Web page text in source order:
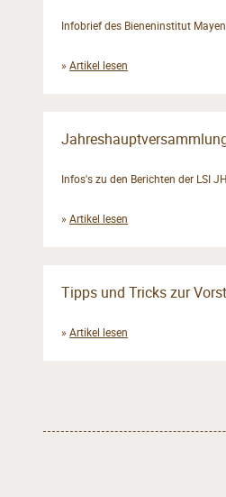
Infobrief des Bieneninstitut
» Artikel lesen
Infos's zu den Berichten der LSI
» Artikel lesen
Tipps und Tricks zur
» Artikel lesen